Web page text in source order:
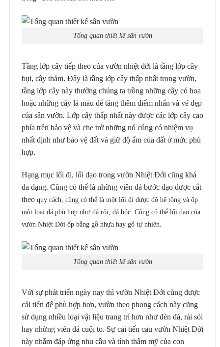
Tổng quan thiết kế sân vườn
Tầng lớp cây tiếp theo của vườn nhiệt đới là tầng lớp cây
bụi, cây thảm. Đây là tầng lớp cây thấp nhất trong vườn,
tầng lớp cây này thường chúng ta trồng những cây có hoa
hoặc những cây lá màu để tăng thêm điểm nhấn và vẻ đẹp
của sân vườn. Lớp cây thấp nhất này được các lớp cây cao
phía trên bảo vệ và che trở những nó cúng có nhiệm vụ
nhất định như bảo vệ đất và giữ độ ẩm của đất ở mức phù
hợp.
Hạng mục lối đi, lối dạo trong vườn Nhiệt Đới cũng khá
đa dạng. Cũng có thể là những viên đá bước dạo được cắt
theo quy cách, cũng có thể là một lối đi được đô bê tông và ốp
một loại đá phù hợp như đá rối, đá bóc. Cũng có thể lối dạo của
vườn Nhiệt Đới ốp bằng gỗ nhựa hay gỗ tự nhiên.
Tổng quan thiết kế sân vườn
Với sự phát triển ngày nay thì vườn Nhiệt Đới cũng được
cải tiến để phù hợp hơn, vườn theo phong cách này cũng
sử dụng nhiều loại vật liệu trang trí hơn như đèn đá, rải sỏi
hay những viên đá cuội to. Sự cải tiến cảu vườn Nhiệt Đới
này nhằm đáp ứng nhu cầu và tính thẩm mỹ của con